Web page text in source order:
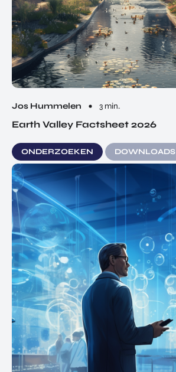
Jos Hummelen 3 min.
Earth Valley Factsheet 2026
ONDERZOEKEN DOWNLOADS